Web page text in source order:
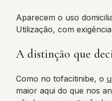
Aparecem o uso
Utilização, com
A distinção que
Como no tofacitinibe, o
maior aqui do que nos